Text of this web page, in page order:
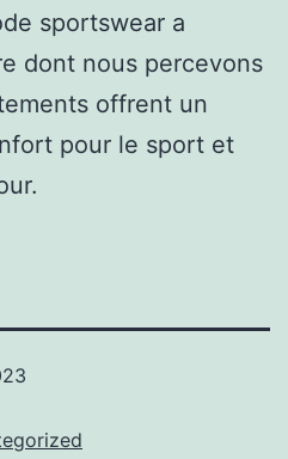
sportswear a
dont nous percevons
offrent un
pour le sport et